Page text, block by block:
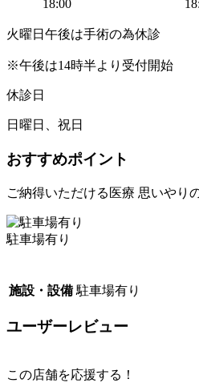
18:00
火曜日午後は手術の為休診
※午後は14時半より受付開始
休診日
日曜日、祝日
おすすめポイント
ご納得いただける医療 思いやり
駐車場有り
施設・設備 駐車場有り
ユーザーレビュー
この店舗を応援する！